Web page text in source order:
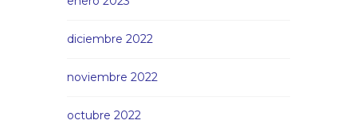
diciembre 2022
noviembre 2022
octubre 2022